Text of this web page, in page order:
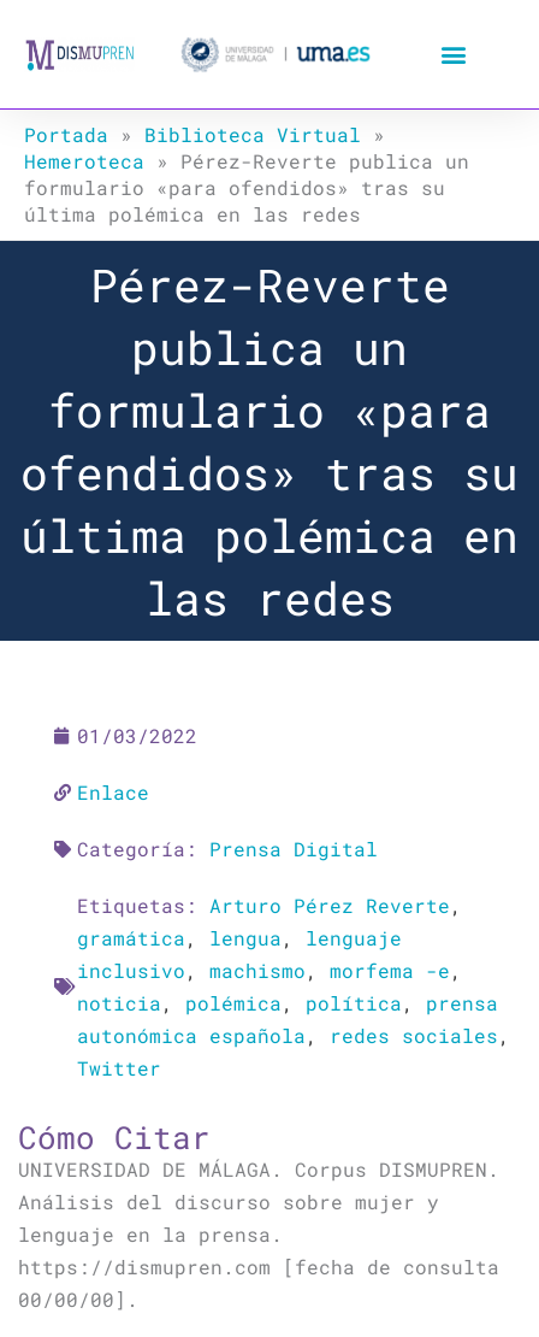
Portada » Biblioteca Virtual »
Hemeroteca » Pérez-Reverte publica un
formulario «para ofendidos» tras su
última polémica en las redes
Pérez-Reverte
publica un
formulario «para
ofendidos» tras su
última polémica en
las redes
01/03/2022
Enlace
Categoría: Prensa Digital
Etiquetas: Arturo Pérez Reverte,
gramática, lengua, lenguaje
inclusivo, machismo, morfema -e,
noticia, polémica, política, prensa
autonómica española, redes sociales,
Twitter
Cómo Citar
UNIVERSIDAD DE MÁLAGA. Corpus DISMUPREN.
Análisis del discurso sobre mujer y
lenguaje en la prensa.
https://dismupren.com [fecha de consulta
00/00/00].